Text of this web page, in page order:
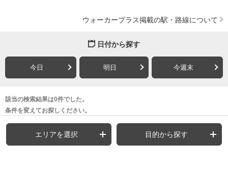
ウォーカープラス掲載の駅・路線について
日付から探す
今日 明日 今週末
該当の検索結果は0件でした。
条件を変えてお探しください。
エリアを選択 目的から探す